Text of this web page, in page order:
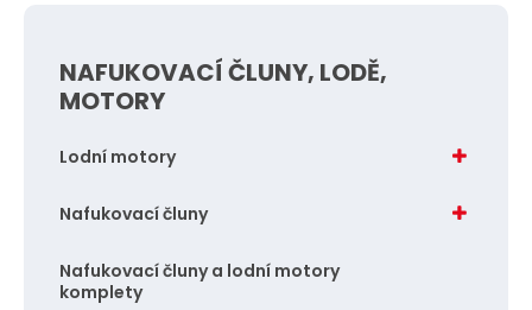
NAFUKOVACÍ ČLUNY, LODĚ,
MOTORY
Lodní motory
Nafukovací čluny
Nafukovací čluny a lodní motory
komplety